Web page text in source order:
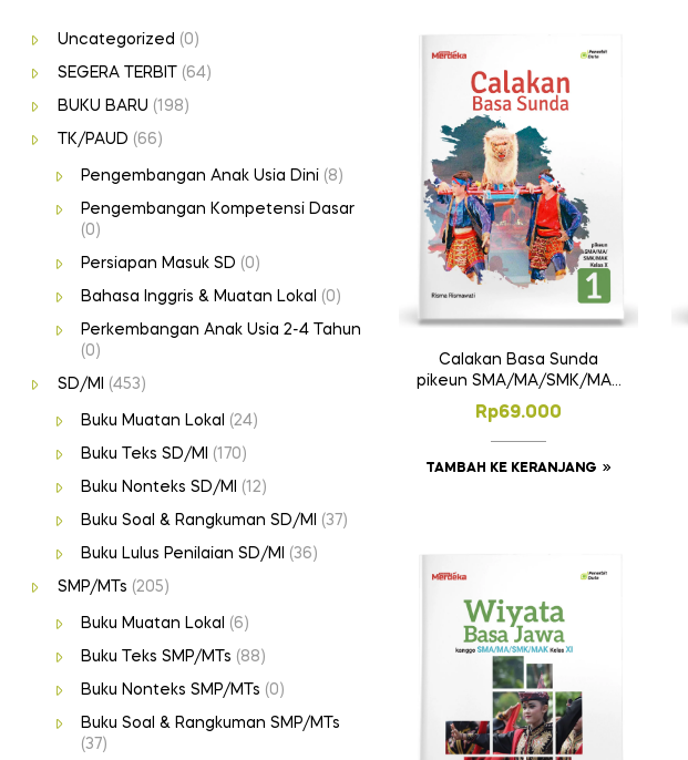
Calakan Basa Sunda
pikeun SMA/MA/SMK/MAK
Kelas X
Rp69.000
TAMBAH KE KERANJANG
Uncategorized (0)
SEGERA TERBIT (64)
BUKU BARU (198)
TK/PAUD (66)
Pengembangan Anak Usia Dini (8)
Pengembangan Kompetensi Dasar
(0)
Persiapan Masuk SD (0)
Bahasa Inggris & Muatan Lokal (0)
Perkembangan Anak Usia 2-4 Tahun
(0)
SD/MI (453)
Buku Muatan Lokal (24)
Buku Teks SD/MI (170)
Buku Nonteks SD/MI (12)
Buku Soal & Rangkuman SD/MI (37)
Buku Lulus Penilaian SD/MI (36)
SMP/MTs (205)
Buku Muatan Lokal (6)
Buku Teks SMP/MTs (88)
Buku Nonteks SMP/MTs (0)
Buku Soal & Rangkuman SMP/MTs
(37)